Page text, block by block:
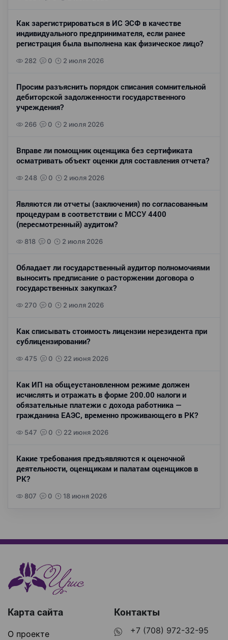
Как зарегистрироваться в ИС ЭСФ в качестве
индивидуального предпринимателя, если ранее
регистрация была выполнена как физическое лицо?
282 0 2 июля 2026
Просим разъяснить порядок списания сомнительной
дебиторской задолженности государственного
учреждения?
266 0 2 июля 2026
Вправе ли помощник оценщика без сертификата
осматривать объект оценки для составления отчета?
248 0 2 июля 2026
Являются ли отчеты (заключения) по согласованным
процедурам в соответствии с МССУ 4400
(пересмотренный) аудитом?
818 0 2 июля 2026
Обладает ли государственный аудитор полномочиями
выносить предписание о расторжении договора о
государственных закупках?
270 0 2 июля 2026
Как списывать стоимость лицензии нерезидента при
сублицензировании?
475 0 22 июня 2026
Как ИП на общеустановленном режиме должен
исчислять и отражать в форме 200.00 налоги и
обязательные платежи с дохода работника —
гражданина ЕАЭС, временно проживающего в РК?
547 0 22 июня 2026
Какие требования предъявляются к оценочной
деятельности, оценщикам и палатам оценщиков в
РК?
807 0 18 июня 2026
Карта сайта
О проекте
Контакты
+7 (708) 972-32-95